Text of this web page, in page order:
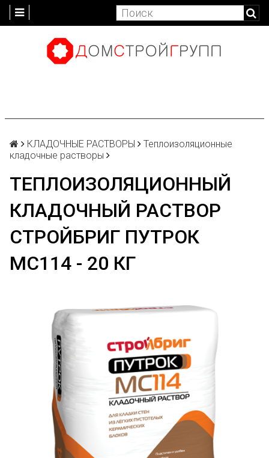
КЛАДОЧНЫЕ РАСТВОРЫ
Теплоизоляционные
кладочные растворы
ТЕПЛОИЗОЛЯЦИОННЫЙ
КЛАДОЧНЫЙ РАСТВОР
СТРОЙБРИГ ПУТРОК
MC114 - 20 КГ